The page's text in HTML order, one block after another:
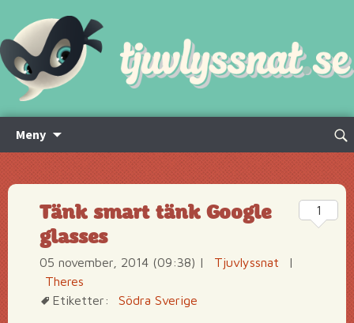
Meny
innehåll
Sök
Tänk smart tänk Google
glasses
05 november, 2014 (09:38) | Tjuvlyssnat
|
Theres
Etiketter:
Södra Sverige
1